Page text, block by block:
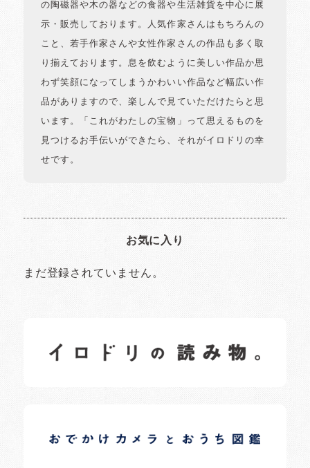
の陶磁器や木の器などの食器や生活雑貨を中心に展
示・販売しております。人気作家さんはもちろんの
こと、若手作家さんや女性作家さんの作品も多く取
り揃えております。息を飲むように美しい作品か思
わず笑顔になってしまうかわいい作品など幅広い作
品がありますので、楽しんで見ていただけたらと思
います。「これがわたしの宝物」って思えるものを
見つけるお手伝いができたら、それがイロドリの幸
せです。
お気に入り
まだ登録されていません。
日常の様子など随時更新中です。
日常の様子など随時更新中です。